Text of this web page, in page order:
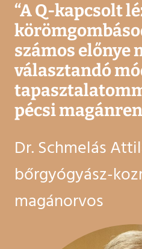
“A Q-kapcsolt
számos előnye
választandó
pécsi
Dr. Schmelás
bőrgyógyász-
magánorvos